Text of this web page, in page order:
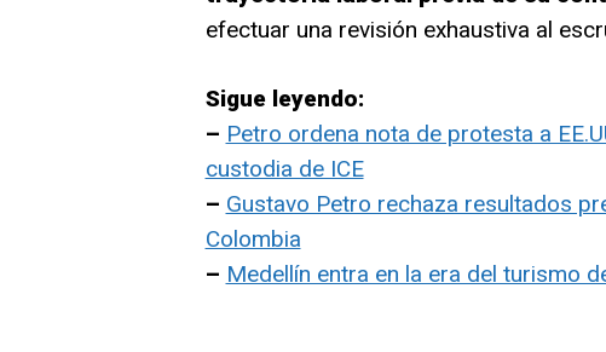
efectuar una revisión exhaustiva al
Sigue leyendo:
– Petro ordena nota de protesta a
custodia de ICE
– Gustavo Petro rechaza resultados
Colombia
– Medellín entra en la era del turismo